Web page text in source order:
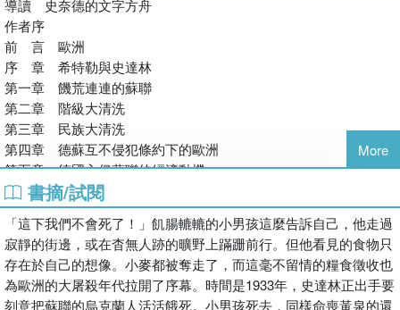
這塊被夾在中間的地方，就是廣義的東歐，也就是書中所稱的
「血色大地」。這塊地方包括今天的俄羅斯西部、白俄羅斯、
波羅的海三國、波蘭與烏克蘭。我們對這些地方的歷史長期陌
生，但歷史上最黑暗的暴行卻都是在這裡發生。烏克蘭大饑
荒、史達林恐怖大整肅、猶太大屠殺、戰俘滅絕、兩大政權刻
意實施的餓死政策與報復行動，以及二戰後國界變更後的雙重
占領與族群清洗。這裡是納粹與蘇聯兩大獨裁者野心交會之
處，也是1400萬東歐平民的家鄉與遭到蓄意謀害的葬身之處。
血色大地上發生的事，長久以來受到世人普遍的忽視。每當人
們想到希特勒與史達林的極權暴行，就會先想到猶太大屠殺與
古拉格集中營。然而，在1400萬這天文數字般的死亡人數之
中，大部分人都沒見過納粹集中營或古拉格。受害者也不是只
有猶太人，還包括東歐各族裔的人民。無論生死，他們都與我
們對這類大屠殺的刻板印象大相逕庭。
本書挑戰了讀者對這段歷史的所有直覺假設，將1930到1940
Université Libre in Brussels）
★奧地利年度最佳學術書籍獎入選（Austrian Scholarly Book of the
Year, Shortlist）
臺灣好評推薦
如果說，史冊刪掉一群人的故事，等於將他們從世界上抹去了痕
跡，那重新講述他們的故事就是讓他們再次被人看見，是對他們的
苦難以及存在最低限度的一種尊重。就此而言，《血色大地》是史
奈德以文字打造的一艘方舟。雖然它來不及拯救受難者的人命，但
卻可以讓他們重新回到人們的歷史視野當中――讓他們的生命再次
和猶太大屠殺的加害者與受害者的故事一起活在史冊。
鑑於《血色大地》的書寫本身仰賴了大量見證者所留下的史料與紀
錄，且俄羅斯此時此刻正在延續著書中論及的對烏克蘭侵略史，我
們在閱讀之餘或許也能略盡一份力量，為血色大地上正在增添的那
些亡魂做某種形式的歷史見證。
漾，讓我找到一個說法理解事情為何會變成這樣。就在本書出版
後，一場爭論也跟著爆發。但爭論的重點卻不在書籍本身，而在一
個不大相關的問題上：我是不是比較了一些不能拿來比較的東西？
本書忠實呈現了東歐在歷史上如何同時受到納粹與蘇聯勢力的影
響，但這種寫法顯然刺激到某些人，令他們爆發了某種本能式回
應：「你怎麼可以將猶太大屠殺跟其他事件相提並論？」「你不能
把希特勒拿來跟史達林相比！」「納粹德國與蘇聯無法相互比
較！」這些反應令我困惑，因為《血色大地》開宗明義就是要書寫
為了理解批評者為何執著於「不能比較」，我必須暫時擱置我的作
品，思考社會上的文化記憶究竟是怎麼一回事。文化記憶的規矩跟
學術研究不同，設有著許多禁忌，而這些禁忌往往奠基於矛盾的邏
輯。當有人說「不能比較」，他們真正的意思其實是「我不想花時
間找資料，而且我已經先比較過了，所以現在不准你用自己的方式
把這兩者重新比較」。當代社會正在形成一種慣例：那些聲稱握有
導讀 史奈德的文字方舟
作者序
前 言 歐洲
序 章 希特勒與史達林
第一章 饑荒連連的蘇聯
第二章 階級大清洗
第三章 民族大清洗
第四章 德蘇互不侵犯條約下的歐洲
第五章 德國入侵蘇聯的經濟動機
第六章 最終解決方案
第七章 大屠殺與復仇
第八章 納粹的死亡工廠
第九章 反抗與焚毀
第十章 種族清洗
第十一章 史達林的反猶主義
More
書摘/試閱
「這下我們不會死了！」飢腸轆轆的小男孩這麼告訴自己，他走過
寂靜的街邊，或在杳無人跡的曠野上蹣跚前行。但他看見的食物只
存在於自己的想像。小麥都被奪走了，而這毫不留情的糧食徵收也
為歐洲的大屠殺年代拉開了序幕。時間是1933年，史達林正出手要
刻意把蘇聯的烏克蘭人活活餓死。小男孩死去，同樣命喪黃泉的還